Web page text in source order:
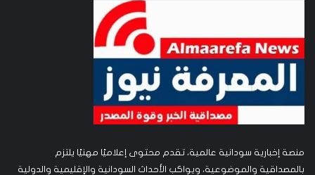
منصة إخبارية سودانية عالمية، تقدم محتوى إعلاميًا مهنيًا يلتزم
بالمصداقية والموضوعية، ويواكب الأحداث السودانية والإقليمية والدولية